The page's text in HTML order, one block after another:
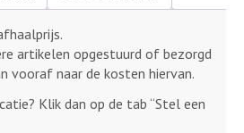
artikelen opgestuurd of bezorgd
vooraf naar de kosten hiervan.
Klik dan op de tab “Stel een